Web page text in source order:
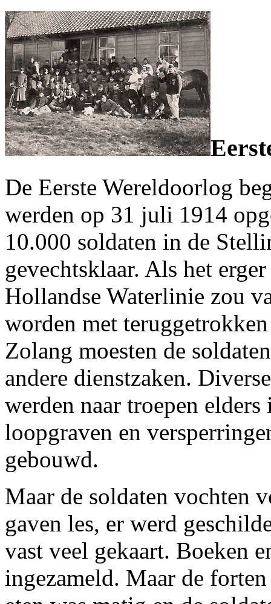
De Eerste Wereldoorlog
werden op 31 juli 1914
10.000 soldaten in de
gevechtsklaar. Als het
Hollandse Waterlinie zou
worden met
Zolang moesten de
andere dienstzaken.
werden naar troepen
loopgraven en
gebouwd.
Maar de soldaten vochten
gaven les, er werd
vast veel gekaart. Boeken
ingezameld. Maar de